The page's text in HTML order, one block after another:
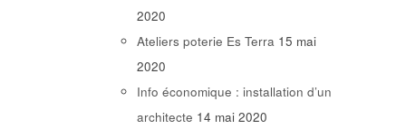
2020
Ateliers poterie Es Terra 15 mai
2020
Info économique : installation d’un
architecte 14 mai 2020